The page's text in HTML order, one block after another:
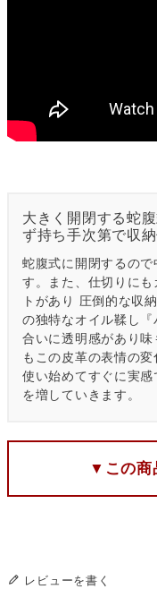
大きく開閉する蛇
ず持ち手次第で収納
蛇腹式に開閉するの
す。また、仕切りに
トがあり 圧倒的な収
の独特なオイル鞣し
合いに透明感があり
もこの皮革の表情の
使い始めてすぐに実
を増していきます。
▼この商
レビューを書く